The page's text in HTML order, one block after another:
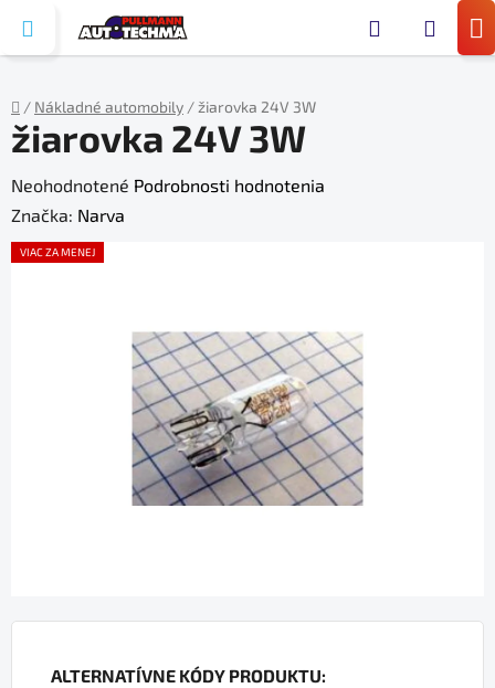
obsah
Domov
/ Nákladné automobily /žiarovka 24V 3W
ALTERNATÍVNE KÓDY PRODUKTU:
žiarovka 24V 3W
Priemerné
hodnotenie
produktu
Neohodnotené Podrobnosti hodnotenia
Značka: Narva
VIAC ZA MENEJ